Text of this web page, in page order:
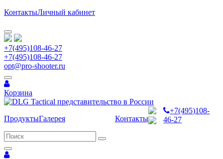
КонтактыЛичный кабинет
+7(495)108-46-27
+7(495)108-46-27
opt@pro-shooter.ru
Корзина
ПродуктыГалерея Контакты
+7(495)108-
46-27